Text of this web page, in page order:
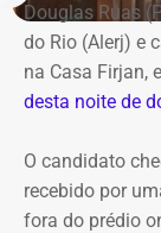
Douglas Ruas
do Rio (Alerj) e
na Casa Firjan,
desta noite de
O candidato
recebido por
fora do prédio